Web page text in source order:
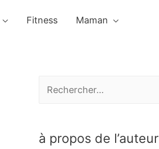
Fitness Maman
h
à propos de l’auteur